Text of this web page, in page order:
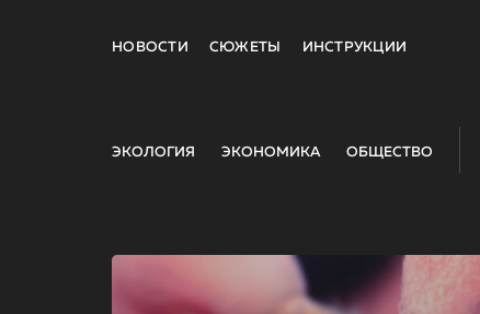
НОВОСТИ СЮЖЕТЫ ИНСТРУКЦИИ
ЭКОЛОГИЯ ЭКОНОМИКА ОБЩЕСТВО